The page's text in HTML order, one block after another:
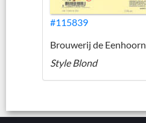
#115839
Brouwerij de Eenhoorn
Style Blond